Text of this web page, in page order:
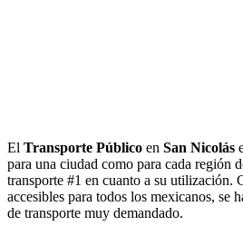
El Transporte Público en San Nicolás
para una ciudad como para cada región
transporte #1 en cuanto a su utilización.
accesibles para todos los mexicanos, se
de transporte muy demandado.